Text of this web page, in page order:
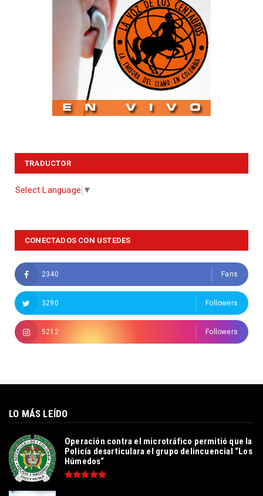
TRADUCTOR
Select Language ▼
CONECTADOS CON USTEDES
2340 Fans
3290 Followers
5212 Followers
LO MÁS LEÍDO
Operación contra el microtráfico permitió que la
Policía desarticulara el grupo delincuencial “Los
Húmedos“